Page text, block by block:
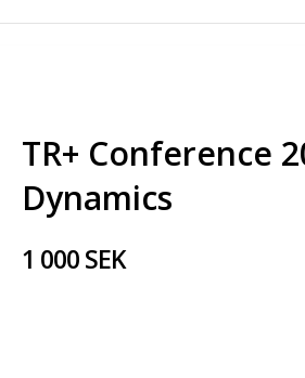
TR+ Conference
Dynamics
1 000 SEK